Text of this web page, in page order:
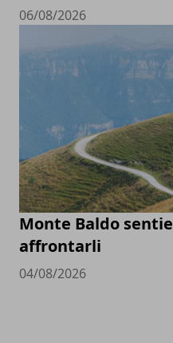
06/08/2026
Monte Baldo
affrontarli
04/08/2026